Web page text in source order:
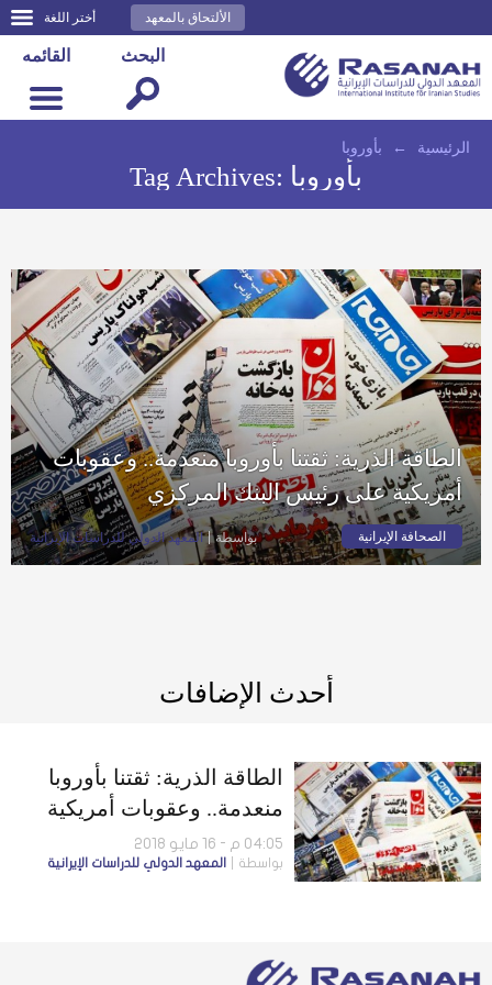
أختر اللغة الألتحاق بالمعهد
القائمه البحث
الرئيسية ← بأوروبا
Tag Archives: بأوروبا
الطاقة الذرية: ثقتنا بأوروبا منعدمة.. وعقوبات
أمريكية على رئيس البنك المركزي
الصحافة الإيرانية بواسطة المعهد الدولي للدراسات الإيرانية
أحدث الإضافات
الطاقة الذرية: ثقتنا بأوروبا
منعدمة.. وعقوبات أمريكية
على رئيس البنك المركزي
04:05 م - 16 مايو 2018
بواسطة المعهد الدولي للدراسات الإيرانية